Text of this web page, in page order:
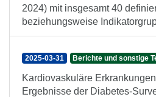
2024) mit insgesamt 40
beziehungsweise
2025-03-31 Berichte und sonstige
Kardiovaskuläre
Ergebnisse der Diabetes-